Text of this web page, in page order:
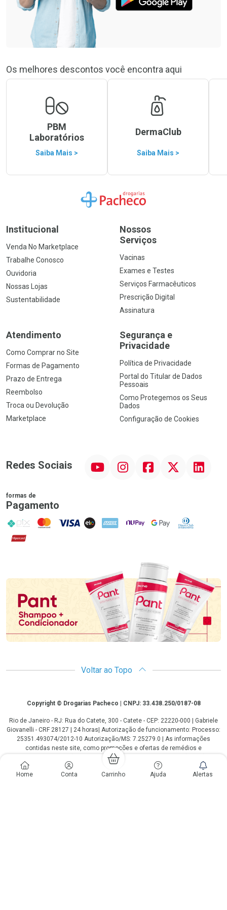
Home Conta Carrinho Ajuda Alertas
Os melhores descontos você encontra aqui
PBM
Laboratórios
Saiba Mais >
DermaClub
Saiba Mais >
Ir para a Home
Institucional
Venda No Marketplace
Trabalhe Conosco
Ouvidoria
Nossas Lojas
Sustentabilidade
Nossos
Serviços
Vacinas
Exames e Testes
Serviços Farmacêuticos
Prescrição Digital
Assinatura
Atendimento
Como Comprar no Site
Formas de Pagamento
Prazo de Entrega
Reembolso
Troca ou Devolução
Marketplace
Segurança e
Privacidade
Política de Privacidade
Portal do Titular de Dados
Pessoais
Como Protegemos os Seus
Dados
Configuração de Cookies
Redes Sociais InstagramFacebookTwitter Linkedin
formas de
Pagamento
PIX MasterCard
VISA ELO AMEX NuPay Google PayDiners Club
Hipercard
Voltar ao Topo
CopyrightCopyright © Drogarias Pacheco | CNPJ: 33.438.250/0187-08
Rio de Janeiro - RJ: Rua do Catete, 300 - Catete - CEP: 22220-000 | Gabriele
Giovanelli - CRF 28127 | 24 horas| Autorização de funcionamento: Processo:
25351.493074/2012-10 Autorização/MS: 7.25279.0 | As informações
contidas neste site, como promoções e ofertas de remédios e
medicamentos, não devem ser usadas para automedicação e não
substituem, em hipótese alguma, a medicação prescrita pelo profissional da
área médica. Somente o médico está em condições de diagnosticar